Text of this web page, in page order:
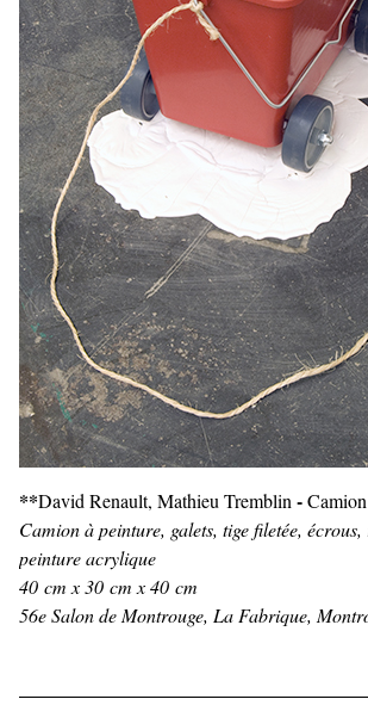
**David Renault, Mathieu Tremblin-
Camion à peinture, galets, tige filetée,
peinture acrylique
40 cm x 30 cm x 40 cm
56e Salon de Montrouge, La Fabrique,